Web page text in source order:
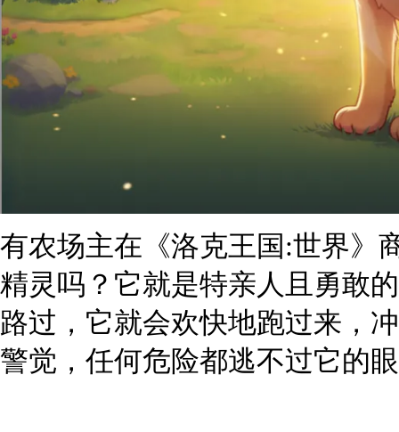
有农场主在《洛克王国:世界》
精灵吗？它就是特亲人且勇敢
路过，它就会欢快地跑过来，
警觉，任何危险都逃不过它的